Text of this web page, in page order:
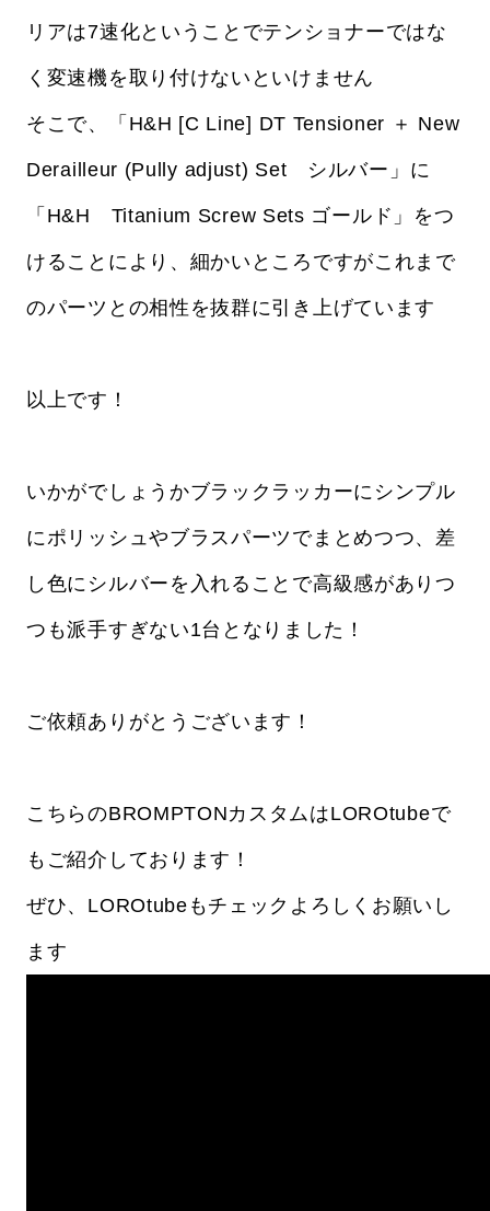
リアは7速化ということでテンショナーではな
く変速機を取り付けないといけません
そこで、「H&H [C Line] DT Tensioner ＋ New
Derailleur (Pully adjust) Set シルバー」に
「H&H Titanium Screw Sets ゴールド」をつ
けることにより、細かいところですがこれまで
のパーツとの相性を抜群に引き上げています
以上です！
いかがでしょうかブラックラッカーにシンプル
にポリッシュやブラスパーツでまとめつつ、差
し色にシルバーを入れることで高級感がありつ
つも派手すぎない1台となりました！
ご依頼ありがとうございます！
こちらのBROMPTONカスタムはLOROtubeで
もご紹介しております！
ぜひ、LOROtubeもチェックよろしくお願いし
ます